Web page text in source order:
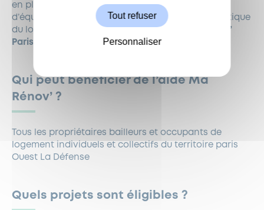
en place une aide du Territoire à l’acquisition
d’équipements visant à réduire la facture énergétique
du logement. Cette aide, dénommée
« Ma Rénov’
Paris Ouest La Défense »,
Qui peut bénéficier de l’aide Ma
Rénov’ ?
Tous les propriétaires bailleurs et occupants de
logement individuels et collectifs du territoire paris
Ouest La Défense
Quels projets sont éligibles ?
Tout refuser
Personnaliser